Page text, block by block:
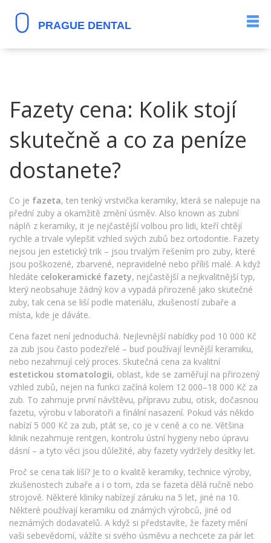
Fazety cena: Kolik stojí
skutečně a co za peníze
dostanete?
Co je fazeta, ten tenký vrstvička keramiky, která se nalepuje na
přední zuby a okamžitě změní úsměv. Also known as zubní
náplň z keramiky, it je nejčastější volbou pro lidi, kteří chtějí
rychle a trvale vylepšit vzhled svých zubů bez ortodontie. Fazety
nejsou jen estetický trik – jsou trvalým řešením pro zuby, které
jsou poškozené, zbarvené, nepravidelné nebo příliš malé. A když
hledáte celokeramické fazety, nejčastější a nejkvalitnější typ,
který neobsahuje žádný kov a vypadá přirozeně jako skutečné
zuby, tak cena se liší podle materiálu, zkušeností zubaře a
místa, kde je dáváte.
Cena fazet není jednoduchá. Nejlevnější nabídky pod 10 000 Kč
za zub jsou často podezřelé – buď používají levnější keramiku,
nebo nezahrnují celý proces. Skutečná cena za kvalitní
estetickou stomatologii, oblast, kde se zaměřují na přirozený
vzhled zubů, nejen na funkci začíná kolem 12 000–18 000 Kč za
zub. To zahrnuje první návštěvu, přípravu zubu, otisk, dočasnou
fazetu, výrobu v laboratoři a finální nasazení. Pokud vás někdo
nabízí 5 000 Kč za zub, ptát se, co je v ceně a co ne. Většina
klinik nezahrnuje rentgen, kontrolu ústní hygieny nebo úpravu
dásní – a tyto věci jsou důležité, aby fazety vydržely desítky let.
Proč se cena tak liší? Je to o kvalitě keramiky, technice výroby,
zkušenostech zubaře a i o tom, zda se fazeta dělá ručně nebo
strojově. Některé kliniky nabízejí záruku na 5 let, jiné na 10.
Některé používají keramiku od známých výrobců, jiné od
neznámých dodavatelů. A když si představíte, že fazety mění
vaši sebevědomí, vážíte si svého úsměvu a nechcete za pár let